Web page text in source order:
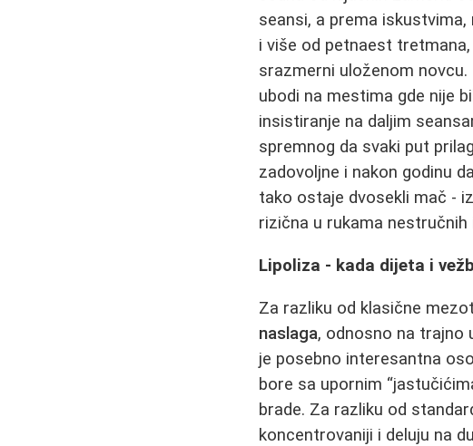
seansi, a prema
i više od petnaest
srazmerni uloženom
ubodi na mestima gde nije
insistiranje na daljim
spremnog da svaki put
zadovoljne i nakon godinu
tako ostaje dvosekli mač -
rizična u rukama nestručnih
Lipoliza - kada dijeta i
Za razliku od klasične
naslaga, odnosno na trajno
je posebno interesantna
bore sa upornim
brade. Za razliku od
koncentrovaniji i deluju na